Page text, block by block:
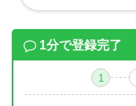
1分で登録完了
1